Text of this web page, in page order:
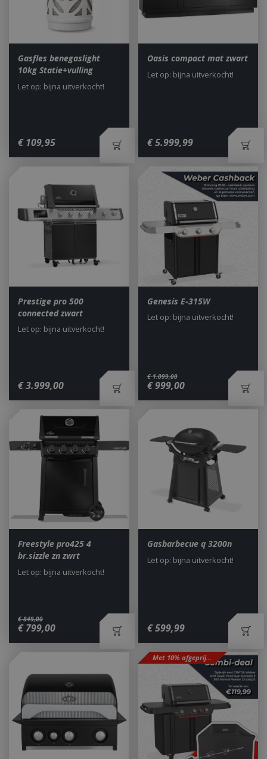
Gasfles benegaslight
10kg Statie+vulling
€ 109,95
Let op: bijna uitverkocht!
Oasis compact mat zwart
€ 5.999,99
Let op: bijna uitverkocht!
Prestige pro 500
connected zwart
€3.999,00
Let op: bijna uitverkocht!
Genesis E-315W
€ 1.099,00
€ 999,00
Let op: bijna uitverkocht!
Freestyle pro425 4
br.sizzle zn zwrt
€ 849,00
€ 799,00
Let op: bijna uitverkocht!
Gasbarbecue q 3200n
€ 599,99
Let op: bijna uitverkocht!
Met 10% afgeprijsd